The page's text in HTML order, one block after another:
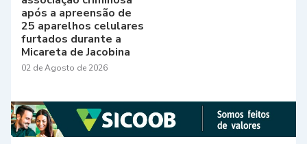
após a apreensão de
25 aparelhos celulares
furtados durante a
Micareta de Jacobina
02 de Agosto de 2026